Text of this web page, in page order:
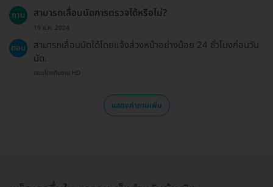
ถาม สามารถเลื่อนนัดการตรวจได้หรือไม่?
19 ธ.ค. 2024
ตอบ
สามารถเลื่อนนัดได้โดยแจ้งล่วงหน้าอย่างน้อย 24 ชั่วโมงก่อนวัน
นัด.
ตอบโดยทีมงาน HD
แสดงคำถามเพิ่ม